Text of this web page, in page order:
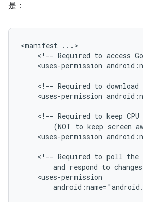
是：
<manifest
<!-- Required to access
<uses-permission
<!-- Required to download
<uses-permission
<!-- Required to keep CPU
(NOT to keep screen
<uses-permission
<!-- Required to poll the
and respond to changes